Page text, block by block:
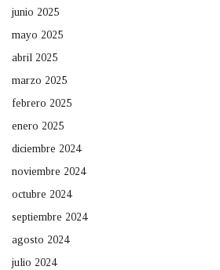
junio 2025
mayo 2025
abril 2025
marzo 2025
febrero 2025
enero 2025
diciembre 2024
noviembre 2024
octubre 2024
septiembre 2024
agosto 2024
julio 2024